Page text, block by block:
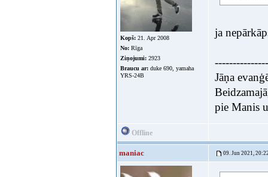
Kopš: 21. Apr 2008
No: Rīga
Ziņojumi: 2923
Braucu ar: duke 690, yamaha
YRS-24B
ja
Jāņa
pie Manis
Offline
maniac 09. Jun 2021,